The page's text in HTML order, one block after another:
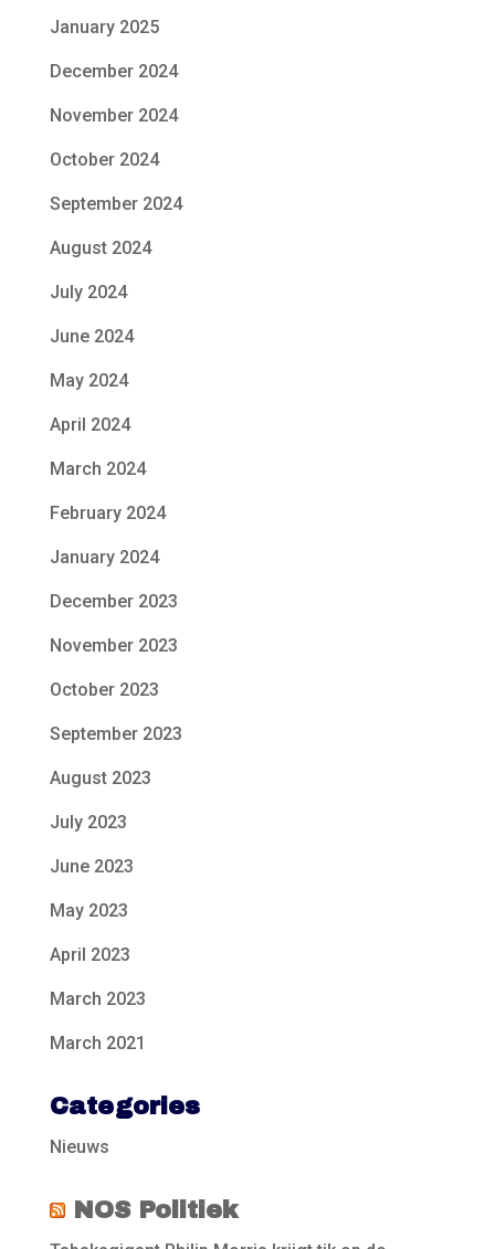
January 2025
December 2024
November 2024
October 2024
September 2024
August 2024
July 2024
June 2024
May 2024
April 2024
March 2024
February 2024
January 2024
December 2023
November 2023
October 2023
September 2023
August 2023
July 2023
June 2023
May 2023
April 2023
March 2023
March 2021
Categories
Nieuws
NOS Politiek